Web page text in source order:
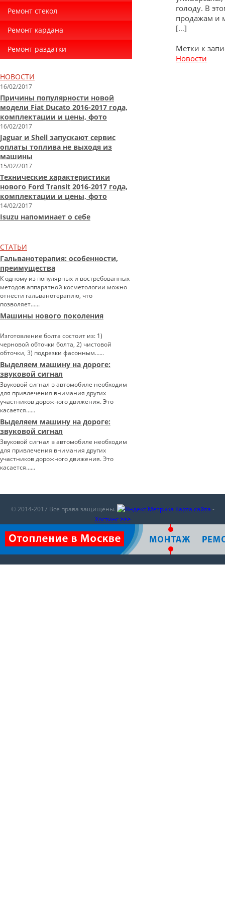
Ремонт стекол
Ремонт кардана
Ремонт раздатки
НОВОСТИ
16/02/2017
Причины популярности новой
модели Fiat Ducato 2016-2017 года,
комплектации и цены, фото
16/02/2017
Jaguar и Shell запускают сервис
оплаты топлива не выходя из
машины
15/02/2017
Технические характеристики
нового Ford Transit 2016-2017 года,
комплектации и цены, фото
14/02/2017
Isuzu напоминает о себе
СТАТЬИ
Гальванотерапия: особенности,
преимущества
К одному из популярных и востребованных
методов аппаратной косметологии можно
отнести гальванотерапию, что
позволяет…...
Машины нового поколения
Изготовление болта состоит из: 1)
черновой обточки болта, 2) чистовой
обточки, 3) подрезки фасонным…...
Выделяем машину на дороге:
звуковой сигнал
Звуковой сигнал в автомобиле необходим
для привлечения внимания других
участников дорожного движения. Это
касается…...
Выделяем машину на дороге:
звуковой сигнал
Звуковой сигнал в автомобиле необходим
для привлечения внимания других
участников дорожного движения. Это
касается…...
голоду. В
продажам и
[…]
Метки к
Новости
© 2014-2017 Все права защищены. Карта сайта -
Хостинг >>>